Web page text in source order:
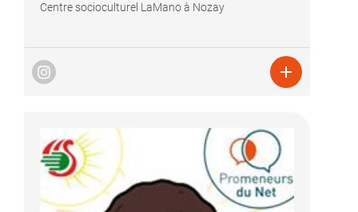
Centre socioculturel LaMano à Nozay
